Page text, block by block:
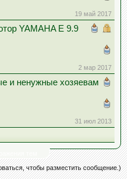
19 май 2017
YAMAHA E 9.9
2 мар 2017
и ненужные хозяевам
31 июл 2013
чтобы разместить сообщение.)